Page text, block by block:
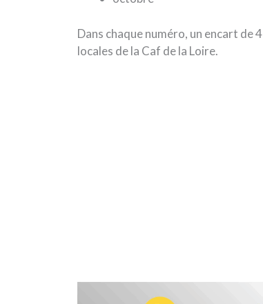
Dans chaque numéro, un encart de
locales de la Caf de la Loire.